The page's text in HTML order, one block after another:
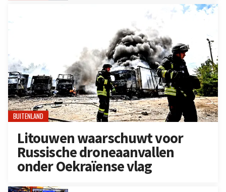
BUITENLAND
Litouwen waarschuwt voor
Russische droneaanvallen
onder Oekraïense vlag